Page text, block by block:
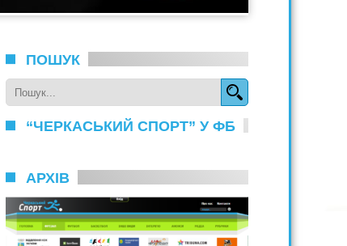
ПОШУК
“ЧЕРКАСЬКИЙ СПОРТ” У ФБ
АРХІВ